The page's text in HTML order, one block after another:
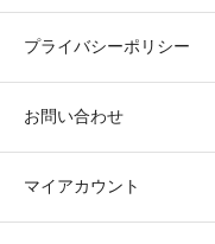
プライバシーポリシー
お問い合わせ
マイアカウント